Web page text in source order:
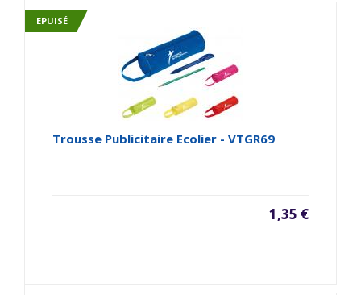
EPUISÉ
Trousse Publicitaire Ecolier - VTGR69
1,35 €